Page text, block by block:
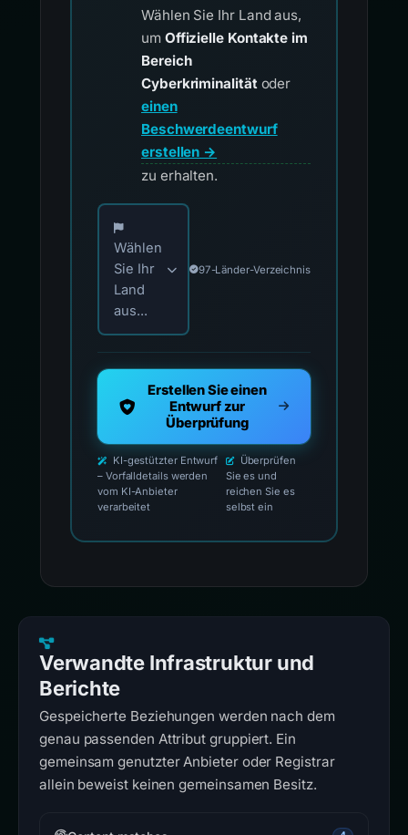
Wählen Sie Ihr Land aus,
um Offizielle Kontakte im
Bereich
Cyberkriminalitätoder
einen
Beschwerdeentwurf
erstellen →
zu erhalten.
Wählen Sie Ihr Land für offizielle
Wählen
Sie Ihr
Land
aus...
97-Länder-Verzeichnis
Erstellen Sie einen
Entwurf zur
Überprüfung
KI-gestützter Entwurf
– Vorfalldetails werden
vom KI-Anbieter
verarbeitet
Überprüfen
Sie es und
reichen Sie es
selbst ein
Verwandte Infrastruktur und
Berichte
Gespeicherte Beziehungen werden nach dem
genau passenden Attribut gruppiert. Ein
gemeinsam genutzter Anbieter oder Registrar
allein beweist keinen gemeinsamen Besitz.